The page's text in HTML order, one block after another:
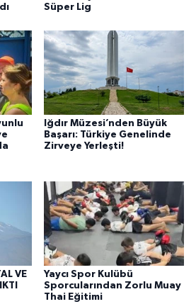
Süper Lig
Iğdır Müzesi’nden Büyük
Başarı: Türkiye Genelinde
Zirveye Yerleşti!
VE
Yaycı Spor Kulübü
Sporcularından Zorlu Muay
Thai Eğitimi